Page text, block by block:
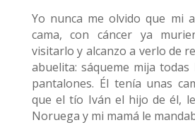
Yo nunca me olvido que mi
cama, con cáncer ya
visitarlo y alcanzo a verlo de
abuelita: sáqueme mija todas
pantalones. Él tenía unas
que el tío Iván el hijo de él,
Noruega y mi mamá le